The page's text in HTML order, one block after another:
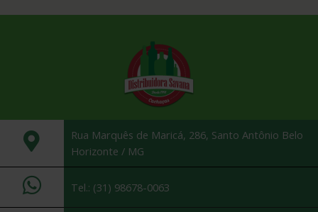
Rua Marquês de Maricá, 286, Santo Antônio Belo
Horizonte / MG
Tel.: (31) 98678-0063